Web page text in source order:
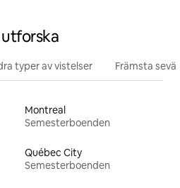
typer av vistelser Främsta
Montreal
Semesterboenden
Québec City
Semesterboenden